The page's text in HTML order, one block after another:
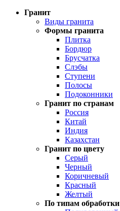
Гранит
Виды гранита
Формы гранита
Плитка
Бордюр
Брусчатка
Слэбы
Ступени
Полосы
Подоконники
Гранит по странам
Россия
Китай
Индия
Казахстан
Гранит по цвету
Серый
Черный
Коричневый
Красный
Желтый
По типам обработки